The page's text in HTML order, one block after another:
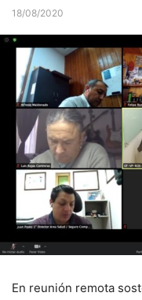
18/08/2020
En reunión remota